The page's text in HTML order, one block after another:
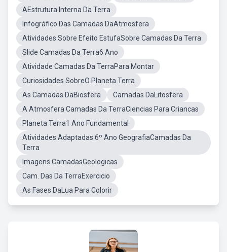
AEstrutura Interna Da Terra
Infográfico Das Camadas DaAtmosfera
Atividades Sobre Efeito EstufaSobre Camadas Da Terra
Slide Camadas Da Terra6 Ano
Atividade Camadas Da TerraPara Montar
Curiosidades SobreO Planeta Terra
As Camadas DaBiosfera
Camadas DaLitosfera
A Atmosfera Camadas Da TerraCiencias Para Criancas
Planeta Terra1 Ano Fundamental
Atividades Adaptadas 6º Ano GeografiaCamadas Da
Terra
Imagens CamadasGeologicas
Cam. Das Da TerraExercicio
As Fases DaLua Para Colorir